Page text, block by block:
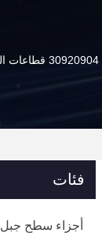
فئات
أجزاء سطح جبل